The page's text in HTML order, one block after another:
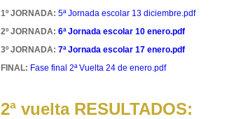
1º JORNADA: 5ª Jornada escolar 13 diciembre.pdf
2º JORNADA: 6ª Jornada escolar 10 enero.pdf
3º JORNADA: 7ª Jornada escolar 17 enero.pdf
FINAL: Fase final 2ª Vuelta 24 de enero.pdf
2ª vuelta RESULTADOS: